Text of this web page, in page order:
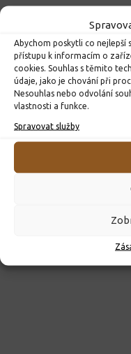
Abychom poskytli co nejlepší
přístupu k informacím o
cookies. Souhlas s těmito
údaje, jako je chování při
Nesouhlas nebo odvolání
vlastnosti a funkce.
Spravovat služby
WhatsApp
MOHLO BY VÁS